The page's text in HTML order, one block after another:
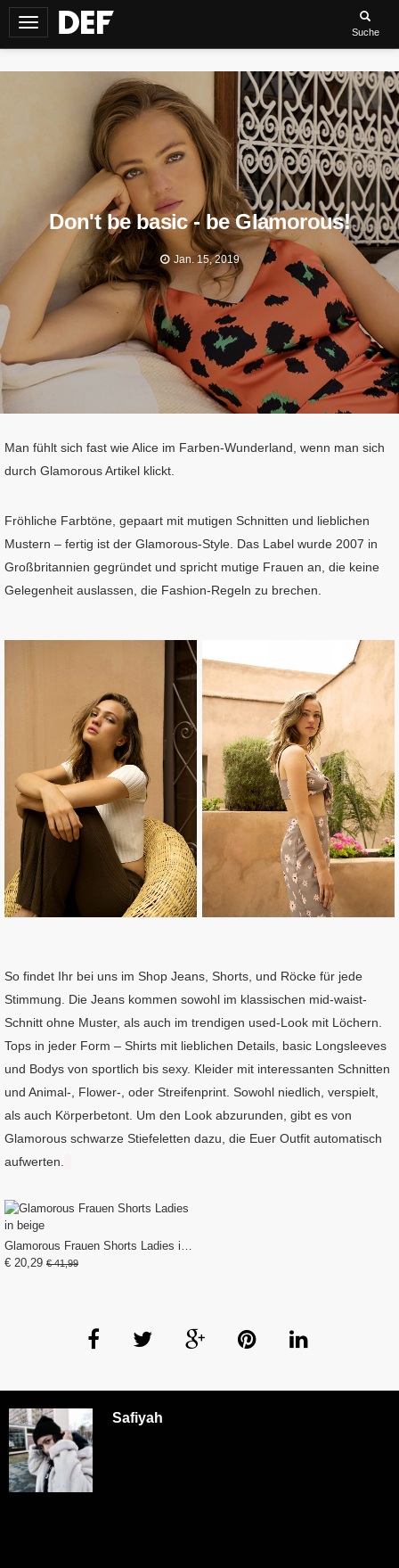
Navigation
umschalten
Suche
Don't be basic - be Glamorous!
Jan. 15, 2019
Man fühlt sich fast wie Alice im Farben-Wunderland, wenn man sich
durch Glamorous Artikel klickt.
Fröhliche Farbtöne, gepaart mit mutigen Schnitten und lieblichen
Mustern – fertig ist der Glamorous-Style. Das Label wurde 2007 in
Großbritannien gegründet und spricht mutige Frauen an, die keine
Gelegenheit auslassen, die Fashion-Regeln zu brechen.
So findet Ihr bei uns im Shop Jeans, Shorts, und Röcke für jede
Stimmung. Die Jeans kommen sowohl im klassischen mid-waist-
Schnitt ohne Muster, als auch im trendigen used-Look mit Löchern.
Tops in jeder Form – Shirts mit lieblichen Details, basic Longsleeves
und Bodys von sportlich bis sexy. Kleider mit interessanten Schnitten
und Animal-, Flower-, oder Streifenprint. Sowohl niedlich, verspielt,
als auch Körperbetont. Um den Look abzurunden, gibt es von
Glamorous schwarze Stiefeletten dazu, die Euer Outfit automatisch
aufwerten.
Glamorous Frauen Shorts Ladies in beige
€ 20,29 € 41,99
Safiyah